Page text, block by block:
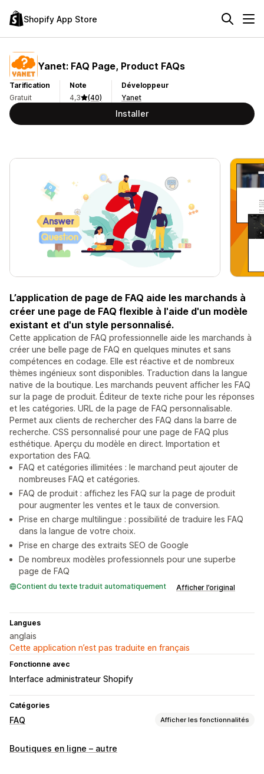
Shopify App Store
Yanet: FAQ Page, Product FAQs
Tarification
Gratuit
Note
4,3
(40)
Développeur
Yanet
Installer
L’application de page de FAQ aide les marchands à
créer une page de FAQ flexible à l'aide d'un modèle
existant et d'un style personnalisé.
Cette application de FAQ professionnelle aide les marchands à
créer une belle page de FAQ en quelques minutes et sans
compétences en codage. Elle est réactive et de nombreux
thèmes ingénieux sont disponibles. Traduction dans la langue
native de la boutique. Les marchands peuvent afficher les FAQ
sur la page de produit. Éditeur de texte riche pour les réponses
et les catégories. URL de la page de FAQ personnalisable.
Permet aux clients de rechercher des FAQ dans la barre de
recherche. CSS personnalisé pour une page de FAQ plus
esthétique. Aperçu du modèle en direct. Importation et
exportation des FAQ.
FAQ et catégories illimitées : le marchand peut ajouter de
nombreuses FAQ et catégories.
FAQ de produit : affichez les FAQ sur la page de produit
pour augmenter les ventes et le taux de conversion.
Prise en charge multilingue : possibilité de traduire les FAQ
dans la langue de votre choix.
Prise en charge des extraits SEO de Google
De nombreux modèles professionnels pour une superbe
page de FAQ
Contient du texte traduit automatiquement Afficher l’original
Langues
anglais
Cette application n’est pas traduite en français
Fonctionne avec
Interface administrateur Shopify
Catégories
FAQ Afficher les fonctionnalités
Outils d’édition
Boutiques en ligne – autre